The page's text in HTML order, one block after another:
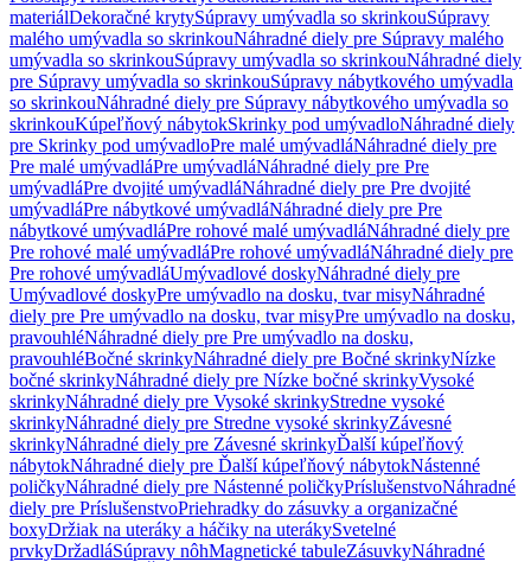
materiálDekoračné krytySúpravy umývadla so skrinkouSúpravy
malého umývadla so skrinkouNáhradné diely pre Súpravy malého
umývadla so skrinkouSúpravy umývadla so skrinkouNáhradné diely
pre Súpravy umývadla so skrinkouSúpravy nábytkového umývadla
so skrinkouNáhradné diely pre Súpravy nábytkového umývadla so
skrinkouKúpeľňový nábytokSkrinky pod umývadloNáhradné diely
pre Skrinky pod umývadloPre malé umývadláNáhradné diely pre
Pre malé umývadláPre umývadláNáhradné diely pre Pre
umývadláPre dvojité umývadláNáhradné diely pre Pre dvojité
umývadláPre nábytkové umývadláNáhradné diely pre Pre
nábytkové umývadláPre rohové malé umývadláNáhradné diely pre
Pre rohové malé umývadláPre rohové umývadláNáhradné diely pre
Pre rohové umývadláUmývadlové doskyNáhradné diely pre
Umývadlové doskyPre umývadlo na dosku, tvar misyNáhradné
diely pre Pre umývadlo na dosku, tvar misyPre umývadlo na dosku,
pravouhléNáhradné diely pre Pre umývadlo na dosku,
pravouhléBočné skrinkyNáhradné diely pre Bočné skrinkyNízke
bočné skrinkyNáhradné diely pre Nízke bočné skrinkyVysoké
skrinkyNáhradné diely pre Vysoké skrinkyStredne vysoké
skrinkyNáhradné diely pre Stredne vysoké skrinkyZávesné
skrinkyNáhradné diely pre Závesné skrinkyĎalší kúpeľňový
nábytokNáhradné diely pre Ďalší kúpeľňový nábytokNástenné
poličkyNáhradné diely pre Nástenné poličkyPríslušenstvoNáhradné
diely pre PríslušenstvoPriehradky do zásuvky a organizačné
boxyDržiak na uteráky a háčiky na uterákySvetelné
prvkyDržadláSúpravy nôhMagnetické tabuleZásuvkyNáhradné